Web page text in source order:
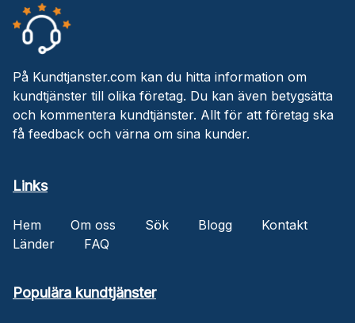
På Kundtjanster.com kan du hitta information om
kundtjänster till olika företag. Du kan även betygsätta
och kommentera kundtjänster. Allt för att företag ska
få feedback och värna om sina kunder.
Links
Hem Om oss Sök Blogg
Kontakt
Länder
FAQ
Populära kundtjänster